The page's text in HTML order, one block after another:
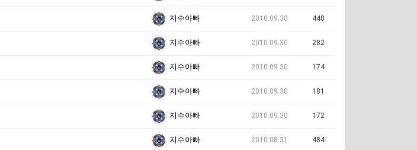
지수아빠 2010.09.30 440
지수아빠 2010.09.30 282
지수아빠 2010.09.30 174
지수아빠 2010.09.30 181
지수아빠 2010.09.30 172
지수아빠 2010.08.31 484